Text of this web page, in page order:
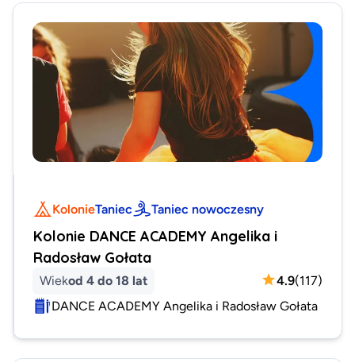
KolonieTaniec Taniec nowoczesny
Kolonie DANCE ACADEMY Angelika i
Radosław Gołata
Wiekod 4 do 18 lat 4.9(117)
DANCE ACADEMY Angelika i Radosław Gołata